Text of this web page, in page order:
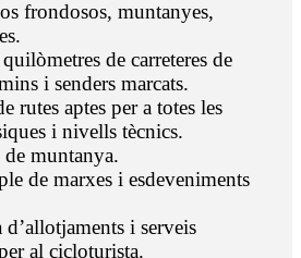
frondosos, muntanyes,
de carreteres de
i senders marcats.
rutes aptes per a totes les
i nivells tècnics.
de muntanya.
de marxes i esdeveniments
d’allotjaments i serveis
al cicloturista.